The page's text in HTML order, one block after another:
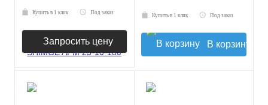
Купить в 1 клик Под заказ
Запросить цену
Купить в 1 клик Под заказ
В корзину